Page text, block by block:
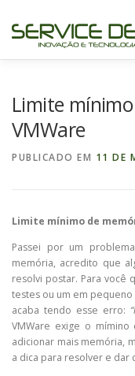
para
Limite
VMWare
PUBLICADO EM 11 DE
Limite mínimo de
Passei por um
memória, acredito que
resolvi postar. Para você
testes ou um em
acaba tendo esse erro:
VMWare exige o
adicionar mais memória,
a dica para resolver e dar